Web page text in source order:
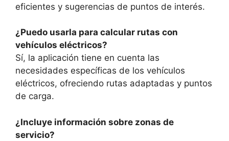
eficientes y sugerencias de puntos de interés.
¿Puedo usarla para calcular rutas con
vehículos eléctricos?
Sí, la aplicación tiene en cuenta las
necesidades específicas de los vehículos
eléctricos, ofreciendo rutas adaptadas y puntos
de carga.
¿Incluye información sobre zonas de
servicio?